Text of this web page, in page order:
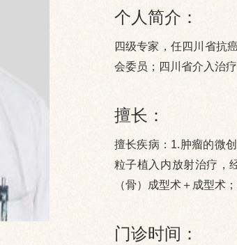
个人简介：
四级专家，任四川省抗
会委员；四川省介入治
擅长：
擅长疾病：1.肿瘤的微
粒子植入内放射治疗，
（骨）成型术＋成型术
门诊时间：